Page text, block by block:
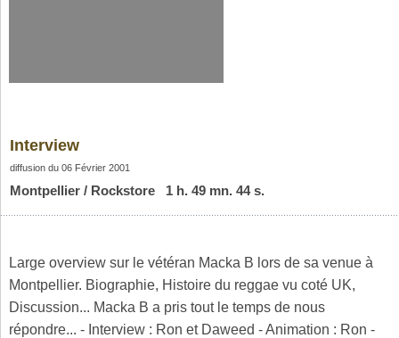
Interview
diffusion du 06 Février 2001
Montpellier / Rockstore 1 h. 49 mn. 44 s.
Large overview sur le vétéran Macka B lors de sa venue à
Montpellier. Biographie, Histoire du reggae vu coté UK,
Discussion... Macka B a pris tout le temps de nous
répondre... - Interview : Ron et Daweed - Animation : Ron -